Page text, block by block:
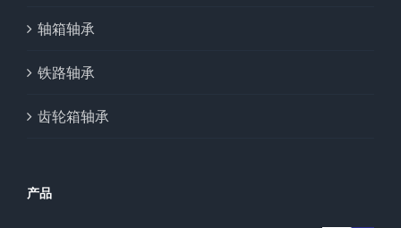
轴箱轴承
铁路轴承
齿轮箱轴承
产品